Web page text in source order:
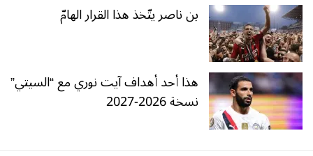
بن ناصر يتّخذ هذا القرار الهامّ
هذا أحد أهداف آيت نوري مع “السيتي”
نسخة 2026-2027